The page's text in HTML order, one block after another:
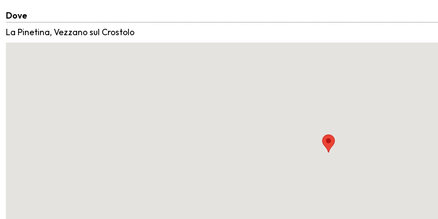
Dove
La Pinetina, Vezzano sul Crostolo